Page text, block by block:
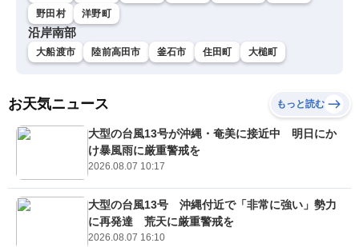
野田村
洋野町
沿岸南部
大船渡市 陸前高田市 釜石市 住田町 大槌町
お天気ニュース もっと読む
大型の台風13号が沖縄・奄美に接近中 明日にか
け暴風雨に厳重警戒を
2026.08.07 10:17
大型の台風13号 沖縄付近で「非常に強い」勢力
に再発達 荒天に厳重警戒を
2026.08.07 16:10